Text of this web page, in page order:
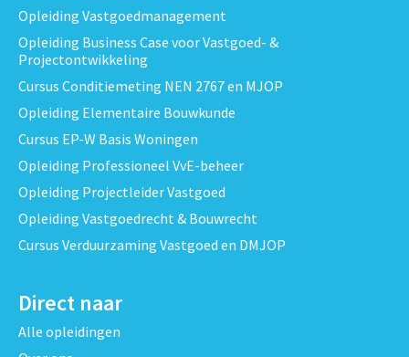
Opleiding Vastgoedmanagement
Opleiding Business Case voor Vastgoed- &
Projectontwikkeling
Cursus Conditiemeting NEN 2767 en MJOP
Opleiding Elementaire Bouwkunde
Cursus EP-W Basis Woningen
Opleiding Professioneel VvE-beheer
Opleiding Projectleider Vastgoed
Opleiding Vastgoedrecht & Bouwrecht
Cursus Verduurzaming Vastgoed en DMJOP
Direct naar
Alle opleidingen